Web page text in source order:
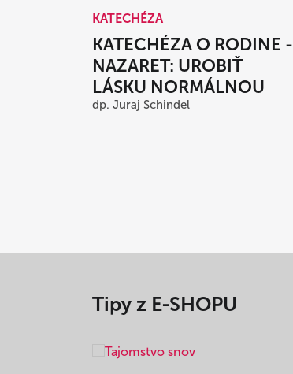
KATECHÉZA
KATECHÉZA O RODINE -
NAZARET: UROBIŤ
LÁSKU NORMÁLNOU
dp. Juraj Schindel
Tipy z E-SHOPU